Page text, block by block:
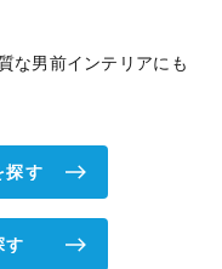
な男前インテリアにも
探す
す